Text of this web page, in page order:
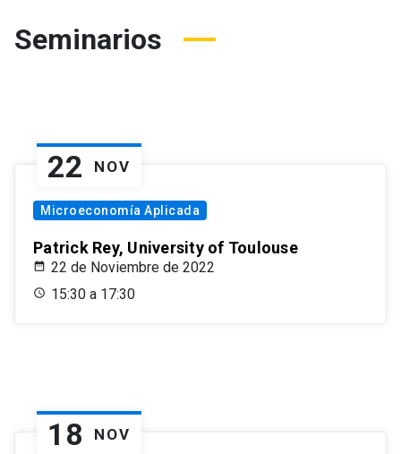
Seminarios
22 NOV
Microeconomía Aplicada
Patrick Rey, University of Toulouse
22 de Noviembre de 2022
15:30 a 17:30
18 NOV